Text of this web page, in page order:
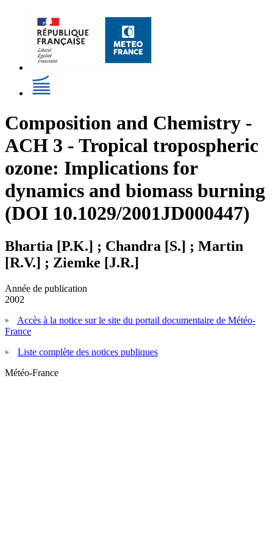
Composition and Chemistry -
ACH 3 - Tropical tropospheric
ozone: Implications for
dynamics and biomass burning
(DOI 10.1029/2001JD000447)
Bhartia [P.K.] ; Chandra [S.] ; Martin
[R.V.] ; Ziemke [J.R.]
Année de publication
2002
Accès à la notice sur le site du portail documentaire de Météo-
France
Liste complète des notices publiques
Météo-France